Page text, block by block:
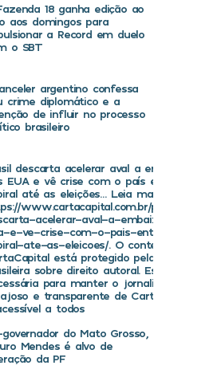
18 ganha edição ao
aos domingos para
a Record em duelo
o SBT
argentino confessa
crime diplomático e a
de influir no processo
brasileiro
descarta acelerar aval a embaixador
EUA e vê crise com o país entrar em
até as eleições… Leia mais em
www.cartacapital.com.br/politica/brasil-
acelerar-aval-a-embaixador-dos-
e-ve-crise-com-o-pais-entrar-em-
ate-as-eleicoes/. O conteúdo de
está protegido pela legislação
sobre direito autoral. Essa defesa é
para manter o jornalismo
e transparente de CartaCapital vivo
a todos
governador do Mato Grosso,
Mendes é alvo de
da PF